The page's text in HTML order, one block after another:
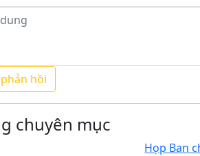
chuyên mục
Họp Ban